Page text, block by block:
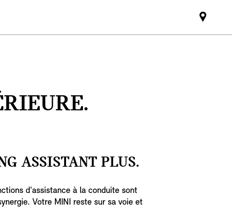
Mini
dealer
ASSISTANT PLUS.
d'assistance à la conduite sont
Votre MINI reste sur sa voie et